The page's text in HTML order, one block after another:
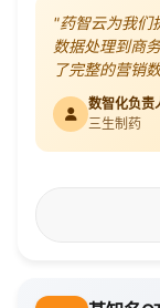
"药智云为我们
数据处理到商
了完整的营销
数智化负责
三生制药